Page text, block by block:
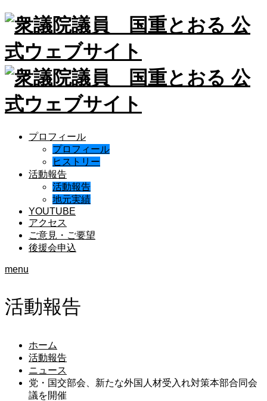
プロフィール
プロフィール
ヒストリー
活動報告
活動報告
地元実績
YOUTUBE
アクセス
ご意見・ご要望
後援会申込
menu
活動報告
ホーム
活動報告
ニュース
党・国交部会、新たな外国人材受入れ対策本部合同会
議を開催